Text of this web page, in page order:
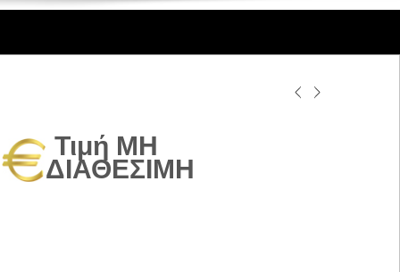
Τιμή ΜΗ
ΔΙΑΘΕΣΙΜΗ